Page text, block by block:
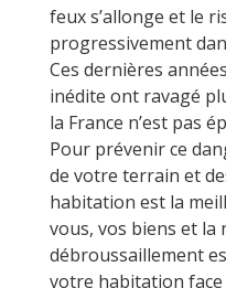
feux s’allonge et le
progressivement
Ces dernières
inédite ont ravagé
la France n’est pas
Pour prévenir ce
de votre terrain et
habitation est la
vous, vos biens et
débroussaillement
votre habitation